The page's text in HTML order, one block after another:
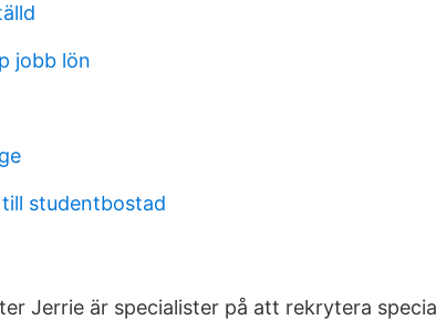
jobb lön
studentbostad
Jerrie är specialister på att rekrytera